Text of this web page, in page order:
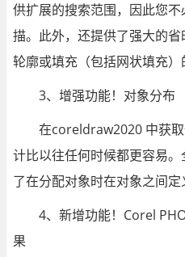
供扩展的搜索范围，因此您
描。此外，还提供了强大的
轮廓或填充（包括网状填充）
3、增强功能！对象分布
在coreldraw2020 中获取
计比以往任何时候都更容易
了在分配对象时在对象之间定
4、新增功能！Corel
果